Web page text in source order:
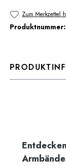
Zum Merkzettel
Produktnummer:
Produktgalerie